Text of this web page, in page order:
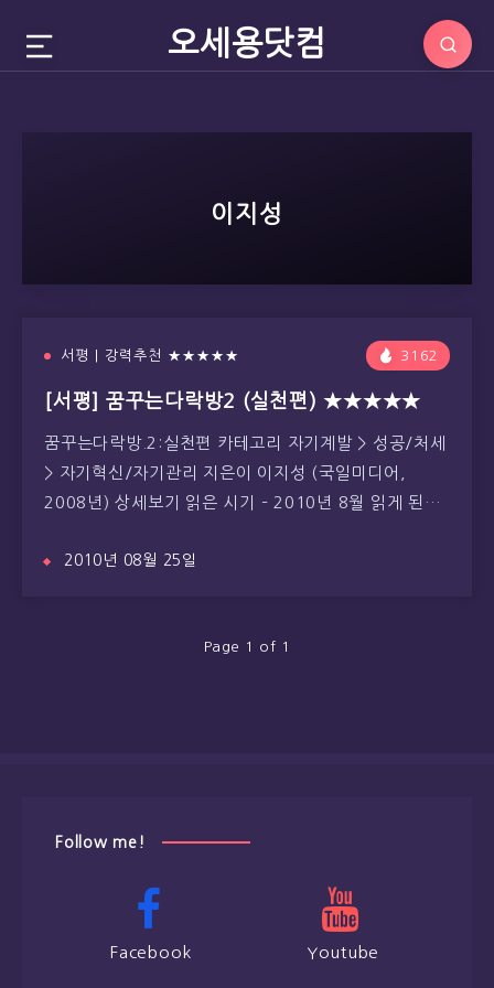
오세용닷컴
이지성
서평 | 강력추천 ★★★★★ 3162
[서평] 꿈꾸는다락방2 (실천편) ★★★★★
꿈꾸는다락방.2:실천편 카테고리 자기계발 > 성공/처세
> 자기혁신/자기관리 지은이 이지성 (국일미디어,
2008년) 상세보기 읽은 시기 – 2010년 8월 읽게 된…
2010년 08월 25일
Page 1 of 1
Follow me!
Facebook Youtube